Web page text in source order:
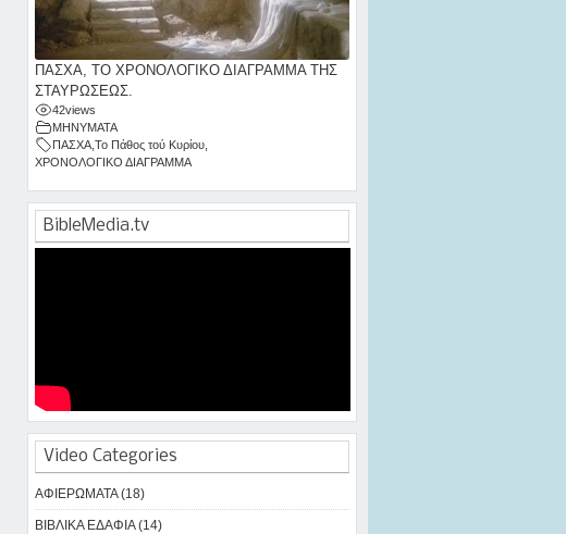
ΠΑΣΧΑ, ΤΟ ΧΡΟΝΟΛΟΓΙΚΟ ΔΙΑΓΡΑΜΜΑ ΤΗΣ
ΣΤΑΥΡΩΣΕΩΣ.
42views
ΜΗΝΥΜΑΤΑ
ΠΑΣΧΑ, Το Πάθος τού Κυρίου,
ΧΡΟΝΟΛΟΓΙΚΟ ΔΙΑΓΡΑΜΜΑ
BibleMedia.tv
Video Categories
ΑΦΙΕΡΩΜΑΤΑ (18)
ΒΙΒΛΙΚΑ ΕΔΑΦΙΑ (14)